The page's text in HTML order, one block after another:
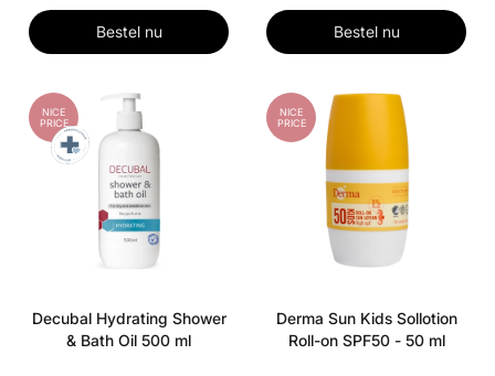
Bestel nu Bestel nu
NICE
PRICE
Decubal Hydrating Shower
& Bath Oil 500 ml
NICE
PRICE
Derma Sun Kids Sollotion
Roll-on SPF50 - 50 ml